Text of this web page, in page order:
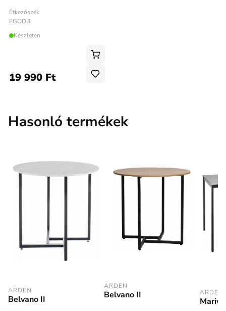
Étkezőszék
EGODB
Készleten
19 990 Ft
Hasonló termékek
ARDEN
Belvano II
ARDEN
Belvano II ARDEN
Marivo